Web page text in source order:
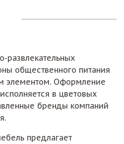
развлекательных
общественного питания
элементом. Оформление
в цветовых
бренды компаний
предлагает